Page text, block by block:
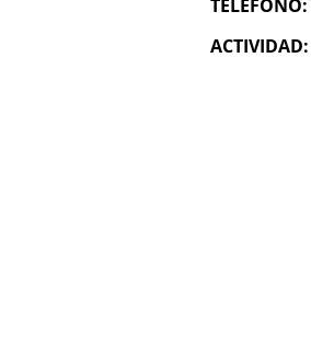
TELÉFONO:
ACTIVIDAD: